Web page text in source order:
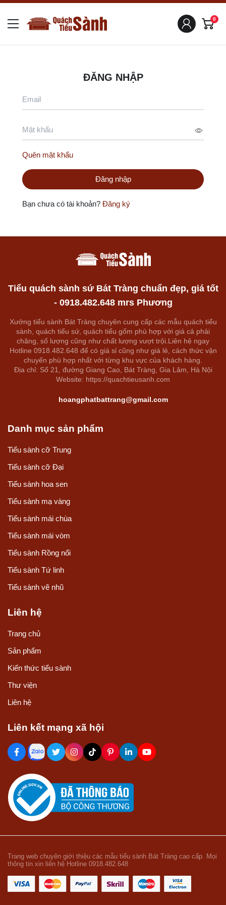
0
ĐĂNG NHẬP
Quên mật khẩu
Bạn chưa có tài khoản? Đăng ký
Tiểu quách sành sứ Bát Tràng chuẩn đẹp, giá tốt
- 0918.482.648 mrs Phương
Xưởng tiểu sành Bát Tràng chuyên cung cấp các mẫu quách tiểu
sành, quách tiểu sứ, quách tiểu gốm phù hợp với giá cả phải
chăng, số lượng cũng như chất lượng vượt trội.Liên hệ ngay
Hotline 0918.482.648 để có giá sỉ cũng như giá lẻ, cách thức vận
chuyển phù hợp nhất với từng khu vực của khách hàng.
Địa chỉ: Số 21, đường Giang Cao, Bát Tràng, Gia Lâm, Hà Nội
Website: https://quachtieusanh.com
hoangphatbattrang@gmail.com
Danh mục sản phẩm
Tiểu sành cỡ Trung
Tiểu sành cỡ Đại
Tiểu sành hoa sen
Tiểu sành mạ vàng
Tiểu sành mái chùa
Tiểu sành mái vòm
Tiểu sành Rồng nổi
Tiểu sành Tứ linh
Tiểu sành vẽ nhũ
Liên hệ
Trang chủ
Sản phẩm
Kiến thức tiểu sành
Thư viện
Liên hệ
Liên kết mạng xã hội
Trang web chuyên giới thiệu các mẫu tiểu sành Bát Tràng cao cấp. Mọi
thông tin xin liên hệ Hotline 0918.482.648